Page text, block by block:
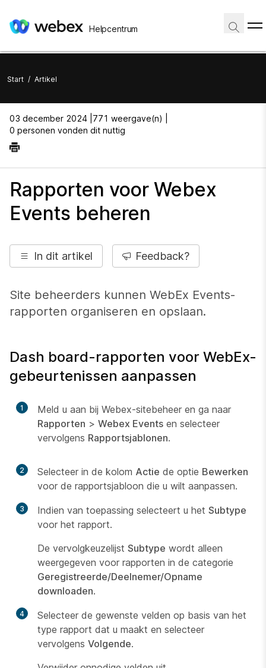
Helpcentrum
Start / Artikel
03 december 2024 | 771 weergave(n) |
0 personen vonden dit nuttig
Rapporten voor Webex
Events beheren
In dit artikel Feedback?
Site beheerders kunnen WebEx Events-
rapporten organiseren en opslaan.
Dash board-rapporten voor WebEx-
gebeurtenissen aanpassen
1
Meld u aan bij Webex-sitebeheer en ga naar
Rapporten > Webex Events en selecteer
vervolgens Rapportsjablonen.
2 Selecteer in de kolom Actie de optie Bewerken
voor de rapportsjabloon die u wilt aanpassen.
3 Indien van toepassing selecteert u het Subtype
voor het rapport.
De vervolgkeuzelijst Subtype wordt alleen
weergegeven voor rapporten in de categorie
Geregistreerde/Deelnemer/Opname
downloaden.
4
Selecteer de gewenste velden op basis van het
type rapport dat u maakt en selecteer
vervolgens Volgende.